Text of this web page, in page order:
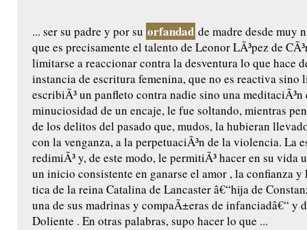
... ser su padre y por su orfandad de madre desde muy
que es precisamente el talento de Leonor LÃ³pez de
limitarse a reaccionar contra la desventura lo que hace
instancia de escritura femenina, que no es reactiva sino
escribiÃ³ un panfleto contra nadie sino una meditaciÃ³n
minuciosidad de un encaje, le fue soltando, mientras
de los delitos del pasado que, mudos, la hubieran
con la venganza, a la perpetuaciÃ³n de la violencia. La
redimiÃ³ y, de este modo, le permitiÃ³ hacer en su vida
un inicio consistente en ganarse el amor , la confianza
tica de la reina Catalina de Lancaster â€“hija de
una de sus madrinas y compaÃ±eras de infanciadâ€“ y
Doliente . En otras palabras, supo hacer lo que ...